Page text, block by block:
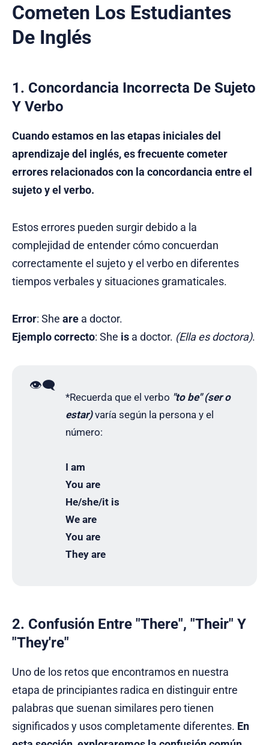
Cometen Los Estudiantes
De Inglés
1. Concordancia Incorrecta De Sujeto
Y Verbo
Cuando estamos en las etapas iniciales del
aprendizaje del inglés, es frecuente cometer
errores relacionados con la concordancia entre el
sujeto y el verbo.
Estos errores pueden surgir debido a la
complejidad de entender cómo concuerdan
correctamente el sujeto y el verbo en diferentes
tiempos verbales y situaciones gramaticales.
Error: She are a doctor.
Ejemplo correcto: She is a doctor. (Ella es doctora).
👁️‍🗨️
*Recuerda que el verbo "to be" (ser o
estar)varía según la persona y el
número:
I am
You are
He/she/it is
We are
You are
They are
2. Confusión Entre "There", "Their" Y
"They're"
Uno de los retos que encontramos en nuestra
etapa de principiantes radica en distinguir entre
palabras que suenan similares pero tienen
significados y usos completamente diferentes. En